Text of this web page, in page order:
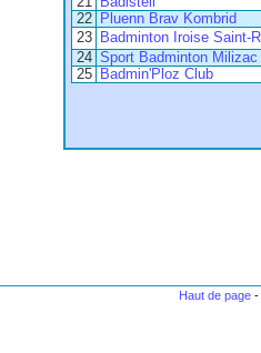
22
Pluenn Brav Kombrid
23
Badminton Iroise Saint-
24 Sport Badminton Milizac
25
Badmin'Ploz Club
Haut de page